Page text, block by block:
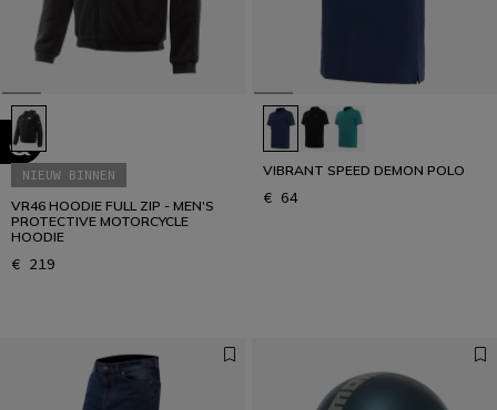
NIEUW BINNEN
VR46 HOODIE FULL ZIP - MEN'S
PROTECTIVE MOTORCYCLE
HOODIE
€ 219
VIBRANT SPEED DEMON POLO
€ 64